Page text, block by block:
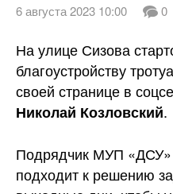
6 августа 2023 10:00 0
На улице Сизова
благоустройству
своей странице в
Николай Козловский.
Подрядчик МУП
подходит к решению